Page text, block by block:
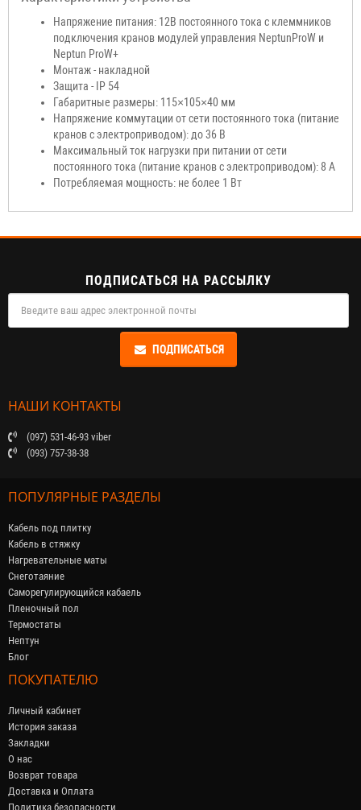
Напряжение питания: 12В постоянного тока с клеммников
подключения кранов модулей управления NeptunProW и
Neptun ProW+
Монтаж - накладной
Защита - IP 54
Габаритные размеры: 115×105×40 мм
Напряжение коммутации от сети постоянного тока (питание
кранов с электроприводом): до 36 В
Максимальный ток нагрузки при питании от сети
постоянного тока (питание кранов с электроприводом): 8 А
Потребляемая мощность: не более 1 Вт
ПОДПИСАТЬСЯ НА РАССЫЛКУ
ПОДПИСАТЬСЯ
НАШИ КОНТАКТЫ
(097) 531-46-93 viber
(093) 757-38-38
ПОПУЛЯРНЫЕ РАЗДЕЛЫ
Кабель под плитку
Кабель в стяжку
Нагревательные маты
Снеготаяние
Саморегулирующийся кабaель
Пленочный пол
Термостаты
Нептун
Блог
ПОКУПАТЕЛЮ
Личный кабинет
История заказа
Закладки
О нас
Возврат товара
Доставка и Оплата
Политика безопасности